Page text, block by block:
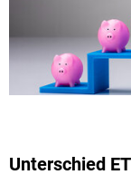
Unterschied